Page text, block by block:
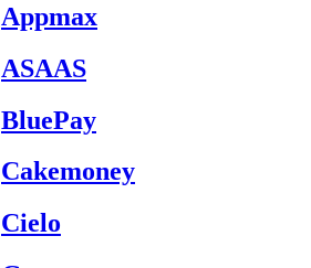
Appmax
ASAAS
BluePay
Cakemoney
Cielo